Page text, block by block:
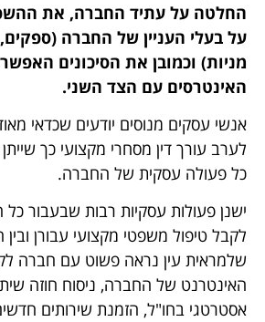
החלטה על עתיד החברה, את
על בעלי העניין של החברה
מניות) וכמובן את הסיכונים
האינטרסים עם הצד השני.
אנשי עסקים מנוסים יודעים שכדאי
לערב עורך דין מסחרי מקצועי כך
כל פעולה עסקית של החברה.
ישנן פעולות עסקיות רבות שבעבור כל
לקבל טיפול משפטי מקצועי עבורן ובין
שלמראית עין נראה פשוט עם חברה
האינטרנט של החברה, ניסוח חוזה
אסטרטגי בחו"ל, הזמנת שירותים